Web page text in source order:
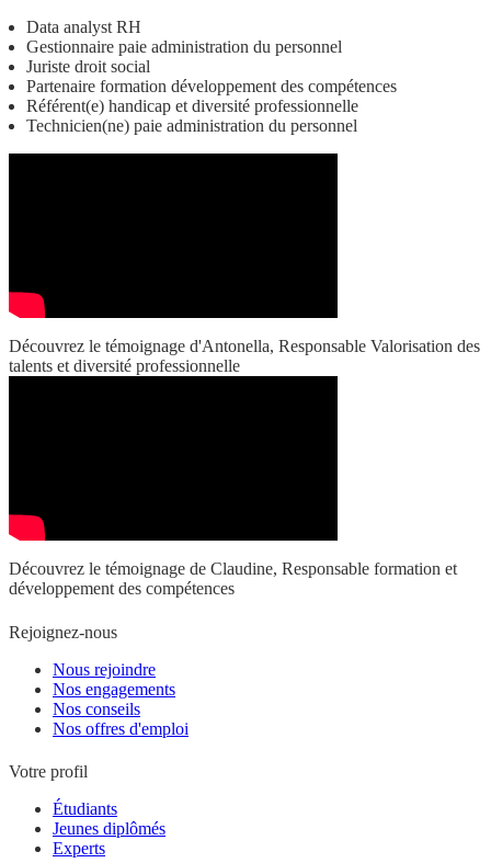
Data analyst RH
Gestionnaire paie administration du personnel
Juriste droit social
Partenaire formation développement des compétences
Référent(e) handicap et diversité professionnelle
Technicien(ne) paie administration du personnel
Découvrez le témoignage d'Antonella, Responsable Valorisation des
talents et diversité professionnelle
Découvrez le témoignage de Claudine, Responsable formation et
développement des compétences
Rejoignez-nous
Nous rejoindre
Nos engagements
Nos conseils
Nos offres d'emploi
Votre profil
Étudiants
Jeunes diplômés
Experts